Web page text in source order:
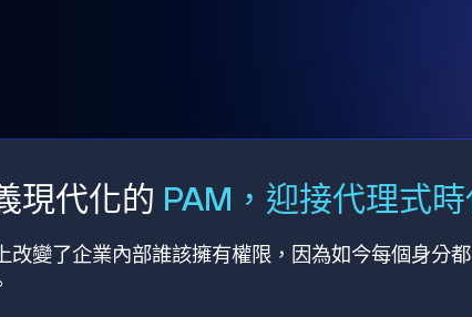
現代化的 PAM，迎接代理式
改變了企業內部誰該擁有權限，因為如今每個身分